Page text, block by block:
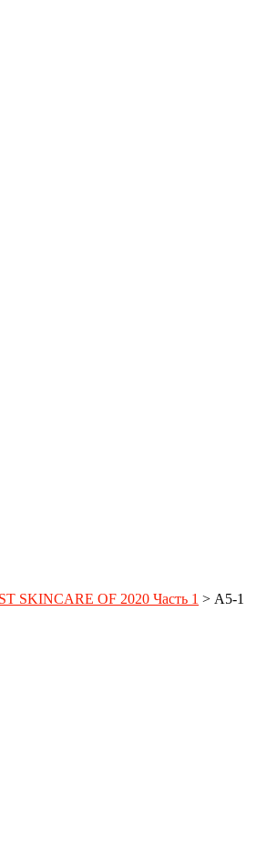
SKINCARE OF 2020 Часть 1 > A5-1